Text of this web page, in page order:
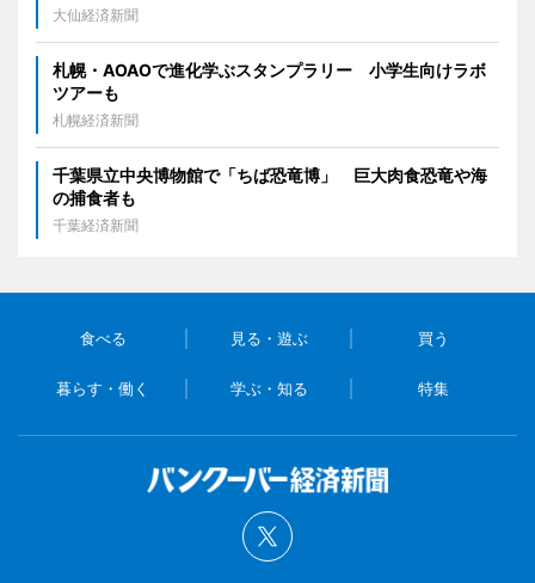
大仙経済新聞
札幌・AOAOで進化学ぶスタンプラリー 小学生向けラボ
ツアーも
札幌経済新聞
千葉県立中央博物館で「ちば恐竜博」 巨大肉食恐竜や海
の捕食者も
千葉経済新聞
食べる 見る・遊ぶ 買う
暮らす・働く 学ぶ・知る 特集